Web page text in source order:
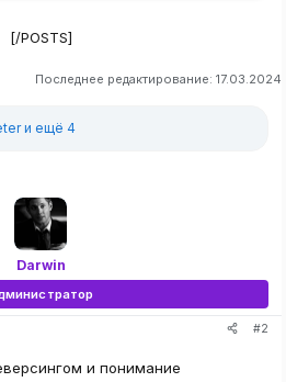
[/POSTS]​
Последнее редактирование: 17.03.2024
и ещё 4
Darwin
#2
и понимание